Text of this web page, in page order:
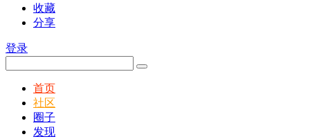
收藏
分享
登录
首页
社区
圈子
发现